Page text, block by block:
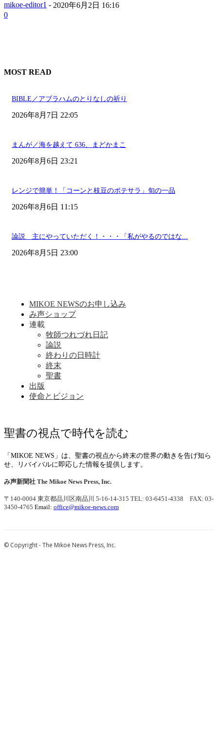
mikoe-editor1 - 2020年6月2日 16:16
0
MOST READ
BIBLE／アブラハムのとりなしの祈り
2026年8月7日 22:05
まんが／海を越えて 636、まどかまこ
2026年8月6日 23:21
レンジで簡単！「コーンと枝豆のポテサラ」旬の一品
2026年8月6日 11:15
論説 主にやっていただく！・・・「私がやるのではな...
2026年8月5日 23:00
MIKOE NEWSのお申し込み
み声ショップ
連載
牧師つれづれ日記
論説
終わりの日時計
終末
聖書
出版
使命とビジョン
聖書の視点で時代を読む
「MIKOE NEWS」は、聖書の視点から終末の世界の動きを告げ知ら
せ、リバイバルに即応した情報を提供します。
み声新聞社 The Mikoe News Press, Inc.
〒140-0004 東京都品川区南品川 5-16-14-315 TEL: 03-6451-4338 FAX: 03-
3450-4765 Email: office@mikoe-news.com
© Copyright - The Mikoe News Press, Inc.